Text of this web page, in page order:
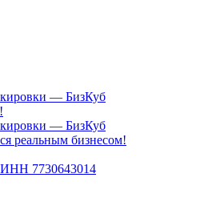
— БизКуб
— БизКуб
реальным бизнесом!
7730643014